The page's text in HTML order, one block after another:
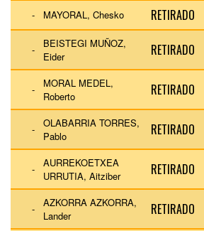
- MAYORAL, Chesko RETIRADO
-
BEISTEGI MUÑOZ,
Eider
RETIRADO
-
MORAL MEDEL,
Roberto
RETIRADO
-
OLABARRIA TORRES,
Pablo
RETIRADO
-
AURREKOETXEA
URRUTIA, Aitziber
RETIRADO
-
AZKORRA AZKORRA,
Lander
RETIRADO